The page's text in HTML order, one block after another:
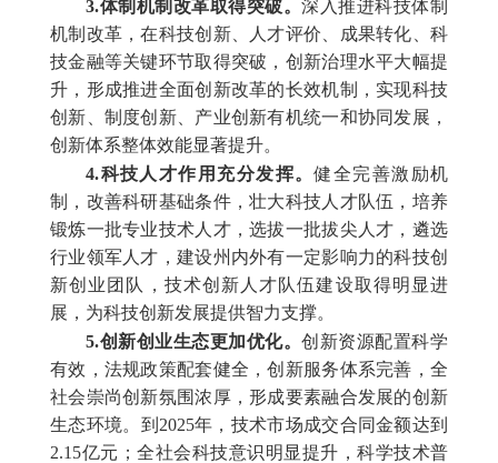
3.体制机制改革取得突破。深入推进科技体制
机制改革，在科技创新、人才评价、成果转化、科
技金融等关键环节取得突破，创新治理水平大幅提
升，形成推进全面创新改革的长效机制，实现科技
创新、制度创新、产业创新有机统一和协同发展，
创新体系整体效能显著提升。
4.科技人才作用充分发挥。健全完善激励机
制，改善科研基础条件，壮大科技人才队伍，培养
锻炼一批专业技术人才，选拔一批拔尖人才，遴选
行业领军人才，建设州内外有一定影响力的科技创
新创业团队，技术创新人才队伍建设取得明显进
展，为科技创新发展提供智力支撑。
5.创新创业生态更加优化。创新资源配置科学
有效，法规政策配套健全，创新服务体系完善，全
社会崇尚创新氛围浓厚，形成要素融合发展的创新
生态环境。到2025年，技术市场成交合同金额达到
2.15亿元；全社会科技意识明显提升，科学技术普